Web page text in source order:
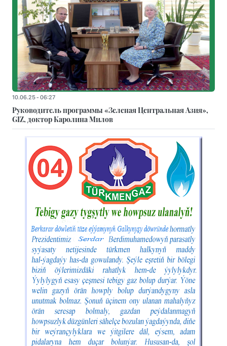
10.06.25 - 06:27
Руководитель программы «Зеленая Центральная Азия»,
GIZ, доктор Каролина Милов